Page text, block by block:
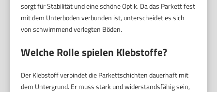
sorgt für Stabilität und eine schöne Optik. Da das Parkett fest
mit dem Unterboden verbunden ist, unterscheidet es sich
von schwimmend verlegten Böden.
Welche Rolle spielen Klebstoffe?
Der Klebstoff verbindet die Parkettschichten dauerhaft mit
dem Untergrund. Er muss stark und widerstandsfähig sein,